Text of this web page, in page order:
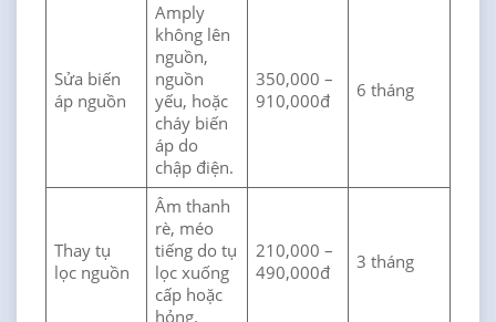
Sửa biến
áp nguồn
Amply
không lên
nguồn,
nguồn
yếu, hoặc
cháy biến
áp do
chập điện.
350,000 –
910,000đ
6 tháng
Thay tụ
lọc nguồn
Âm thanh
rè, méo
tiếng do tụ
lọc xuống
cấp hoặc
hỏng.
210,000 –
490,000đ
3 tháng